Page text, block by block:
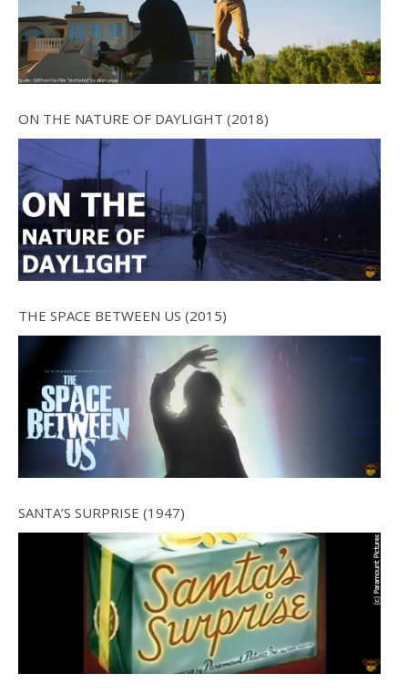
ON THE NATURE OF DAYLIGHT (2018)
THE SPACE BETWEEN US (2015)
SANTA’S SURPRISE (1947)